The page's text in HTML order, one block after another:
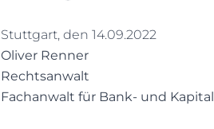
Stuttgart, den 14.09.2022
Oliver Renner
Rechtsanwalt
Fachanwalt für Bank- und